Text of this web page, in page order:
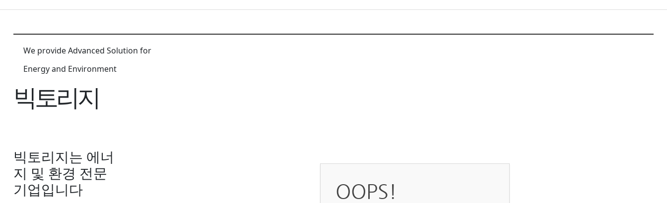
We provide Advanced Solution for
Energy and Environment
빅토리지
빅토리지는 에너
지 및 환경 전문
기업입니다
OOPS!